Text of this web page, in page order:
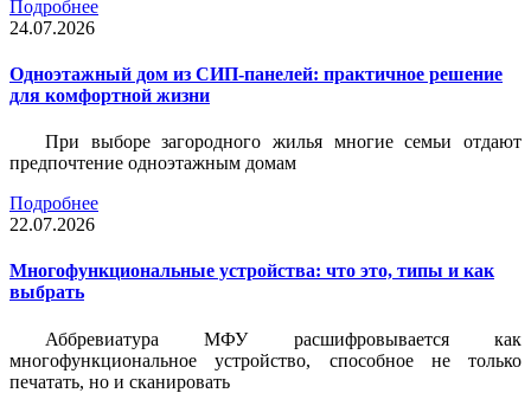
Подробнее
24.07.2026
Одноэтажный дом из СИП-панелей: практичное решение
для комфортной жизни
При выборе загородного жилья многие семьи отдают
предпочтение одноэтажным домам
Подробнее
22.07.2026
Многофункциональные устройства: что это, типы и как
выбрать
Аббревиатура МФУ расшифровывается как
многофункциональное устройство, способное не только
печатать, но и сканировать